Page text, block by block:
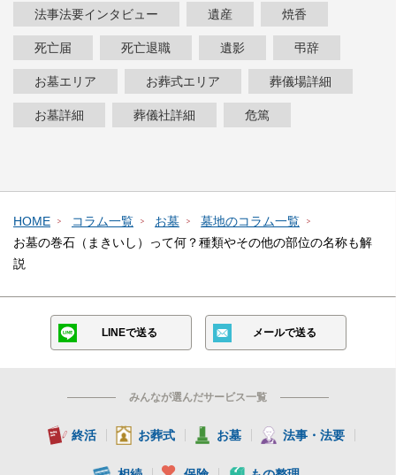
法事法要インタビュー 遺産 焼香
死亡届 死亡退職 遺影 弔辞
お墓エリア お葬式エリア 葬儀場詳細
お墓詳細 葬儀社詳細 危篤
HOME コラム一覧 お墓
墓地のコラム一覧
お墓の巻石（まきいし）って何？種類やその他の部位の名称も解
説
LINEで送る メールで送る
みんなが選んだサービス一覧
終活 お葬式 お墓 法事・法要